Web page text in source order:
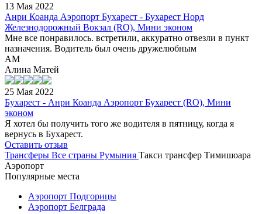
13 Мая 2022
Анри Коанда Аэропорт Бухарест - Бухарест Норд
Железнодорожный Вокзал (RO), Мини эконом
Мне все понравилось. встретили, аккуратно отвезли в пункт
назначения. Водитель был очень дружелюбным
АМ
Алина Матей
25 Мая 2022
Бухарест - Анри Коанда Аэропорт Бухарест (RO), Мини
эконом
Я хотел бы получить того же водителя в пятницу, когда я
вернусь в Бухарест.
Оставить отзыв
Трансферы Все страны Румыния Такси трансфер Тимишоара
Аэропорт
Популярные места
Аэропорт Подгорицы
Аэропорт Белграда